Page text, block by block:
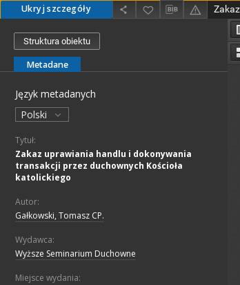
Ukryj szczegóły
Struktura obiektu
Metadane
Język metadanych
Polski
Tytuł:
Zakaz uprawiania handlu i dokonywania
transakcji przez duchownych Kościoła
katolickiego
Autor:
Gałkowski, Tomasz CP.
Wydawca:
Wyższe Seminarium Duchowne
Miejsce wydania: